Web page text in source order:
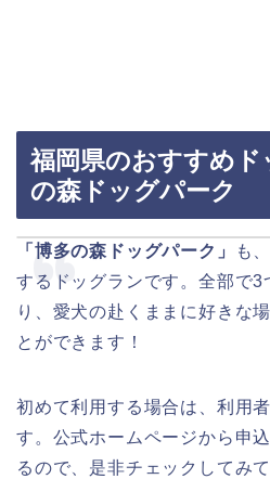
福岡県のおすすめ
の森ドッグパーク
「博多の森ドッグパーク」
も
するドッグランです。全部で3
り、愛犬の赴くままに好きな
とができます！
初めて利用する場合は、利用
す。公式ホームページから申
るので、是非チェックしてみ